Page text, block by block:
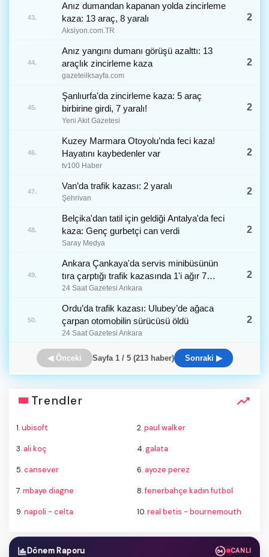
43.
Anız dumandan kapanan yolda zincirleme
kaza: 13 araç, 8 yaralı
Aksiyon.com.TR
2
44.
Anız yangını dumanı görüşü azalttı: 13
araçlık zincirleme kaza
gazeteilksayfa.com
2
45.
Şanlıurfa'da zincirleme kaza: 5 araç
birbirine girdi, 7 yaralı!
Yeni Akit Gazetesi
2
46.
Kuzey Marmara Otoyolu’nda feci kaza!
Hayatını kaybedenler var
tv100 Haber
2
47.
Van’da trafik kazası: 2 yaralı
Şehrivan
2
48.
Belçika'dan tatil için geldiği Antalya'da feci
kaza: Genç gurbetçi can verdi
Saray Medya
2
49.
Ankara Çankaya'da servis minibüsünün
tıra çarptığı trafik kazasında 1'i ağır 7
yaralı
24 Saat Gazetesi Ankara
2
50.
Ordu’da trafik kazası: Ulubey’de ağaca
çarpan otomobilin sürücüsü öldü
24 Saat Gazetesi Ankara
2
◀ Önceki Sayfa 1 / 5 (213 haber) Sonraki ▶
Trendler
1.ubisoft 2.paul walker
3.ali koç 4.galata
5.cansever 6.ayoze perez
7.mbaye diagne 8.fenerbahçe kadın futbol
9.napoli - celta 10.real betis - bournemouth
Dönem Raporu 53 CANLI